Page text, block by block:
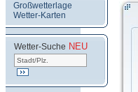
Großwetterlage
Wetter-Karten
Wetter-Suche NEU